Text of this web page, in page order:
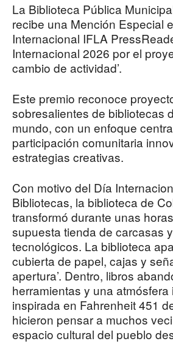
La Biblioteca Pública
recibe una Mención Especial
Internacional IFLA
Internacional 2026 por el
cambio de actividad’.
Este premio reconoce
sobresalientes de bibliotecas
mundo, con un enfoque
participación comunitaria
estrategias creativas.
Con motivo del Día
Bibliotecas, la biblioteca de
transformó durante unas
supuesta tienda de carcasas
tecnológicos. La biblioteca
cubierta de papel, cajas y
apertura’. Dentro, libros
herramientas y una atmósfera
inspirada en Fahrenheit 451
hicieron pensar a muchos
espacio cultural del pueblo